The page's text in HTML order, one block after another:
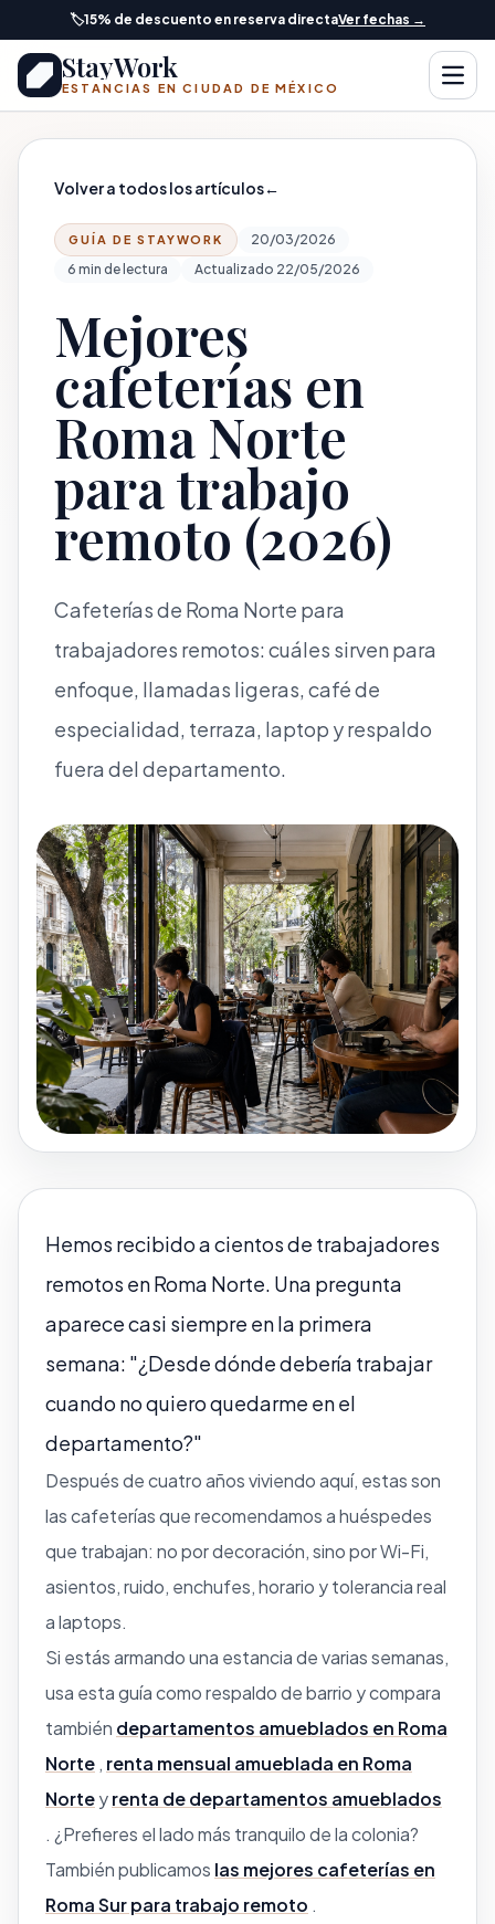
Saltar al contenido principal
🏷️15% de descuento en reserva directaVer fechas →
StayWork
ESTANCIAS EN CIUDAD DE MÉXICO Abrir
Volver a todos los artículos←
GUÍA DE STAYWORK
20/03/2026
6 min de lectura
Actualizado 22/05/2026
Mejores
cafeterías en
Roma Norte
para trabajo
remoto (2026)
Cafeterías de Roma Norte para
trabajadores remotos: cuáles sirven para
enfoque, llamadas ligeras, café de
especialidad, terraza, laptop y respaldo
fuera del departamento.
Hemos recibido a cientos de trabajadores
remotos en Roma Norte. Una pregunta
aparece casi siempre en la primera
semana: "¿Desde dónde debería trabajar
cuando no quiero quedarme en el
departamento?"
Después de cuatro años viviendo aquí, estas son
las cafeterías que recomendamos a huéspedes
que trabajan: no por decoración, sino por Wi-Fi,
asientos, ruido, enchufes, horario y tolerancia real
a laptops.
Si estás armando una estancia de varias semanas,
usa esta guía como respaldo de barrio y compara
también departamentos amueblados en Roma
Norte , renta mensual amueblada en Roma
Norteyrenta de departamentos amueblados
. ¿Prefieres el lado más tranquilo de la colonia?
También publicamos las mejores cafeterías en
Roma Sur para trabajo remoto .